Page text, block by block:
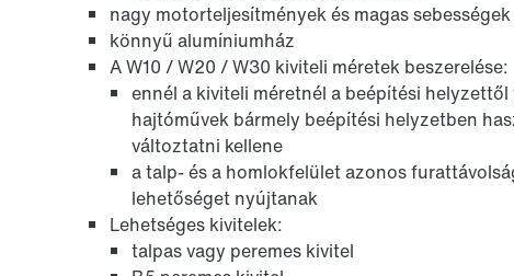
nagy motorteljesítmények és magas
könnyű alumíniumház
A W10 / W20 / W30 kiviteli méretek beszerelése:
ennél a kiviteli méretnél a beépítési
hajtóművek bármely beépítési helyzetben
változtatni kellene
a talp- és a homlokfelület azonos
lehetőséget nyújtanak
Lehetséges kivitelek:
talpas vagy peremes kivitel